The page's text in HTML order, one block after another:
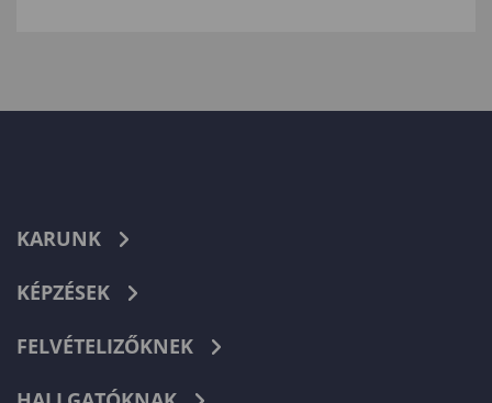
KARUNK
KÉPZÉSEK
FELVÉTELIZŐKNEK